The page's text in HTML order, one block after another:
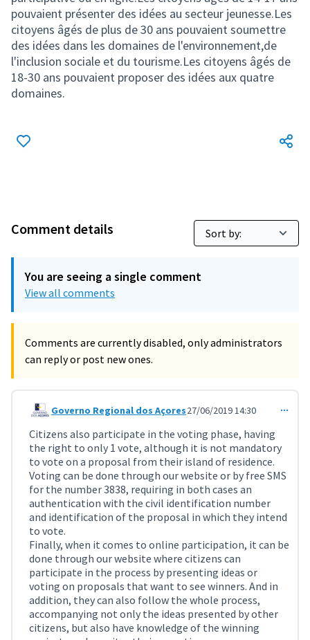
pouvaient présenter des idées au secteur jeunesse.Les
citoyens âgés de plus de 30 ans pouvaient soumettre
des idées dans les domaines de l'environnement,de
l'inclusion sociale et du tourisme.Les citoyens âgés de
18-30 ans pouvaient proposer des idées aux quatre
domaines.
Comment details
You are seeing a single comment
View all comments
Comments are currently disabled, only administrators
can reply or post new ones.
Comment 879 (reply to comment 815)
Governo Regional dos Açores27/06/2019 14:30
Citizens also participate in the voting phase, having
the right to only 1 vote, although it is not mandatory
to vote on a proposal from their island of residence.
Voting can be done through our website or by free SMS
for the number 3838, requiring in both cases an
authentication with the civil identification number
and identification of the proposal in which they intend
to vote.
Finally, when it comes to online participation, it can be
done through our website where citizens can
participate in the process by presenting ideas or
voting on proposals that want to see winners. And in
addition, they can also follow the whole process,
accompanying not only the ideas presented by other
citizens, but also have knowledge of the winning